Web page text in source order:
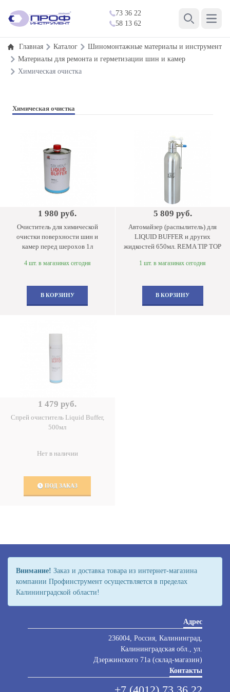
73 36 22
58 13 62
Open
Главная Каталог
Шиномонтажные материалы и инструмент
Материалы для ремонта и герметизации шин и камер
Химическая очистка
Химическая очистка
1 980 руб.
Очиститель для химической
очистки поверхности шин и
камер перед шерохов 1л
4 шт. в магазинах сегодня
В КОРЗИНУ
5 809 руб.
Автомайзер (распылитель) для
LIQUID BUFFER и других
жидкостей 650мл. REMA TIP TOP
1 шт. в магазинах сегодня
В КОРЗИНУ
1 479 руб.
Спрей очиститель Liquid Buffer,
500мл
Нет в наличии
ПОД ЗАКАЗ
Внимание! Заказ и доставка товара из интернет-магазина
компании Профинструмент осуществляется в пределах
Калининградской области!
Адрес
236004, Россия, Калининград,
Калининградская обл., ул.
Дзержинского 71а (склад-магазин)
Контакты